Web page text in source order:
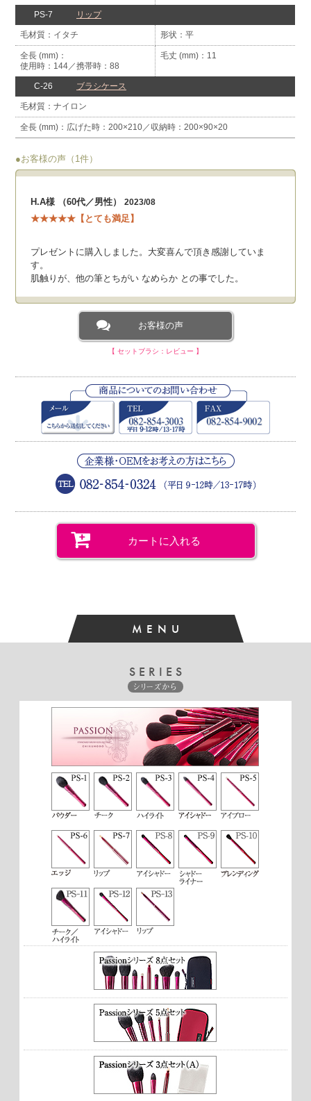
PS-7 リップ
イタチ 平
使用時：144 携帯時：88
11
C-26 ブラシケース
ナイロン
広げた時：200×210 収納時：200×90×20
●お客様の声（1件）
H.A様 （60代／男性）2023/08
★★★★★【とても満足】
プレゼントに購入しました。大変喜んで頂き感謝していま
す。
肌触りが、他の筆とちがい なめらか との事でした。
お客様の声
【 セットブラシ：レビュー 】
カートに入れる
MENU
SERIES
シリーズから